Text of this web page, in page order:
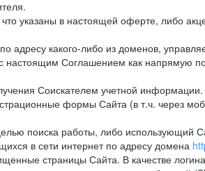
указаны в настоящей оферте, либо
адресу какого-либо из доменов,
настоящим Соглашением как напрямую
Соискателем учетной
формы Сайта (в т.ч. через
поиска работы, либо использующий
в сети интернет по адресу домена
страницы Сайта. В качестве